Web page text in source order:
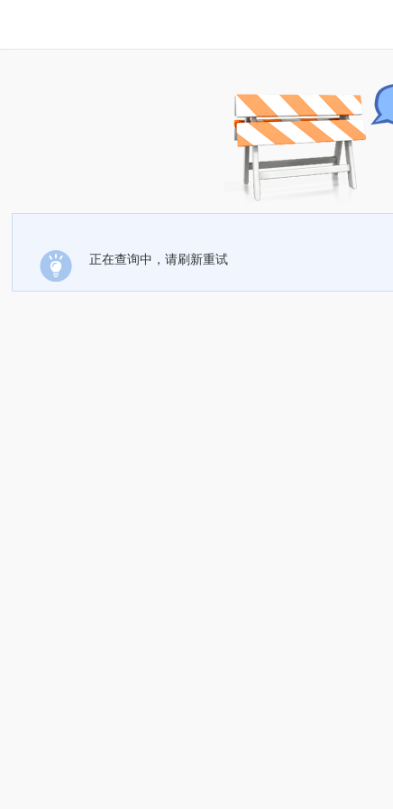
正在查询中，请刷新重试